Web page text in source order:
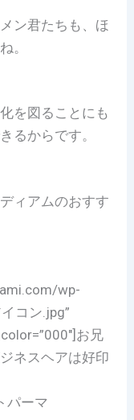
ン君たちも、ほ
。
を図ることにも
るからです。
ィアムのおすす
wp-
コン.jpg”
お兄
ネスヘアは好印
パーマ